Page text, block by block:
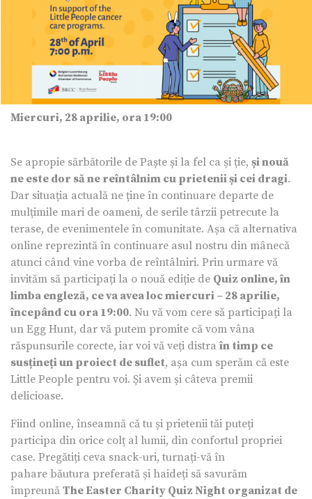
Miercuri, 28 aprilie, ora 19:00
Se apropie sărbătorile de Paște și la fel ca și ție, și nouă
ne este dor să ne reîntâlnim cu prietenii și cei dragi.
Dar situația actuală ne ține în continuare departe de
mulțimile mari de oameni, de serile târzii petrecute la
terase, de evenimentele în comunitate. Așa că alternativa
online reprezintă în continuare asul nostru din mânecă
atunci când vine vorba de reîntâlniri. Prin urmare vă
invităm să participați la o nouă ediție de Quiz online, în
limba engleză, ce va avea loc miercuri – 28 aprilie,
începând cu ora 19:00. Nu vă vom cere să participați la
un Egg Hunt, dar vă putem promite că vom vâna
răspunsurile corecte, iar voi vă veți distra în timp ce
susțineți un proiect de suflet, așa cum sperăm că este
Little People pentru voi. Și avem și câteva premii
delicioase.
Fiind online, înseamnă că tu și prietenii tăi puteți
participa din orice colț al lumii, din confortul propriei
case. Pregătiți ceva snack-uri, turnați-vă în
pahare băutura preferată și haideți să savurăm
împreună The Easter Charity Quiz Night organizat de